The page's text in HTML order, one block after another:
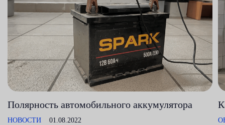
Полярность автомобильного аккумулятора
НОВОСТИ 01.08.2022